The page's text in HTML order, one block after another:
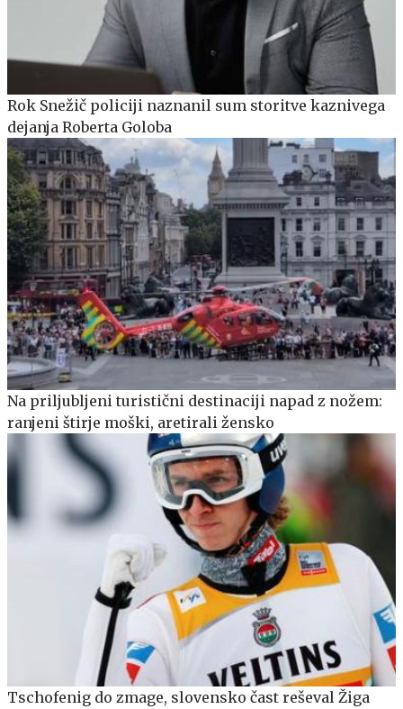
Rok Snežič policiji naznanil sum storitve kaznivega
dejanja Roberta Goloba
Na priljubljeni turistični destinaciji napad z nožem:
ranjeni štirje moški, aretirali žensko
Tschofenig do zmage, slovensko čast reševal Žiga